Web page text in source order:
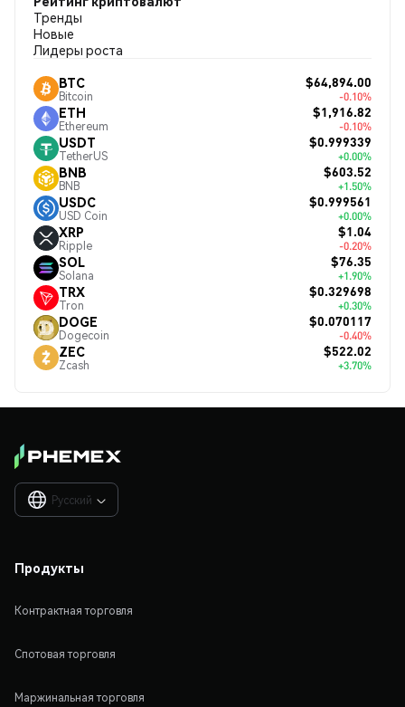
Тренды
Новые
Лидеры роста
BTC
Bitcoin
$64,894.00
-0.10%
ETH
Ethereum
$1,916.82
-0.10%
USDT
TetherUS
$0.999339
+0.00%
BNB
BNB
$603.52
+1.50%
USDC
USD Coin
$0.999561
+0.00%
XRP
Ripple
$1.04
-0.20%
SOL
Solana
$76.35
+1.90%
TRX
Tron
$0.329698
+0.30%
DOGE
Dogecoin
$0.070117
-0.40%
ZEC
Zcash
$522.02
+3.70%
Русский 
Продукты
Контрактная торговля
Спотовая торговля
Маржинальная торговля